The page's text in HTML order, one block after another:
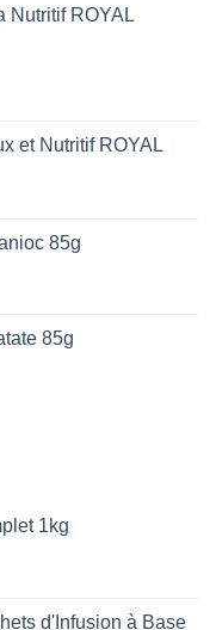
Nutritif ROYAL
et Nutritif ROYAL
85g
85g
1kg
d'Infusion à Base